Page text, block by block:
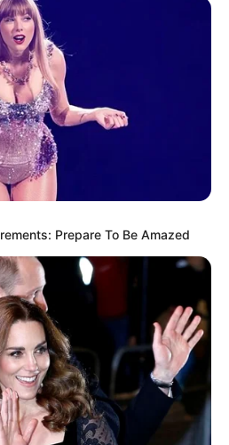
Architekturen
zu den schönsten
mit allen
von der
bis zum
Prepare To Be Amazed